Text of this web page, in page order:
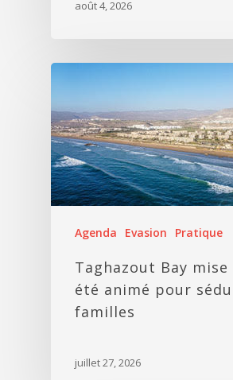
août 4, 2026
Agenda Evasion Pratique
Taghazout Bay mise
été animé pour
familles
juillet 27, 2026